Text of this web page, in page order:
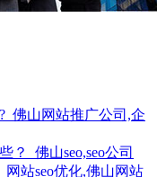
佛山网站推广公司,企
_佛山seo,seo公司
站seo优化,佛山网站